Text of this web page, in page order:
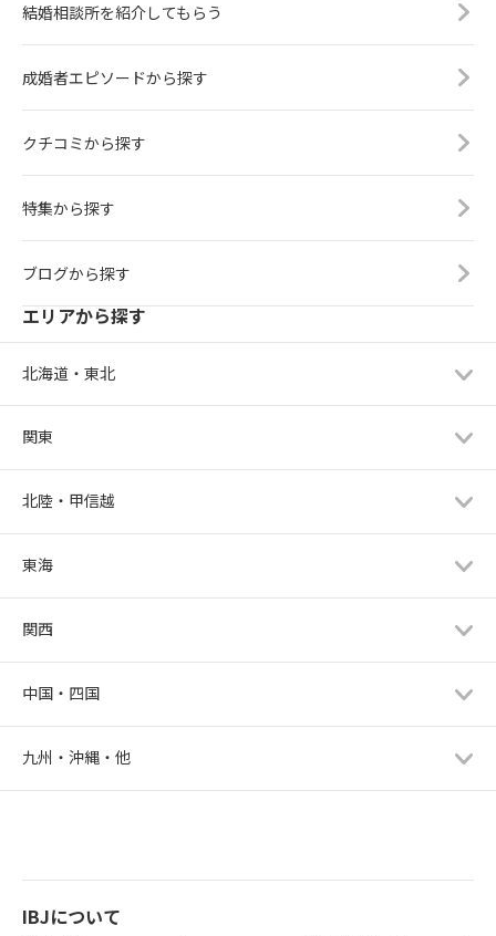
結婚相談所を紹介してもらう
成婚者エピソードから探す
クチコミから探す
特集から探す
ブログから探す
エリアから探す
北海道・東北
関東
北陸・甲信越
東海
関西
中国・四国
九州・沖縄・他
IBJについて